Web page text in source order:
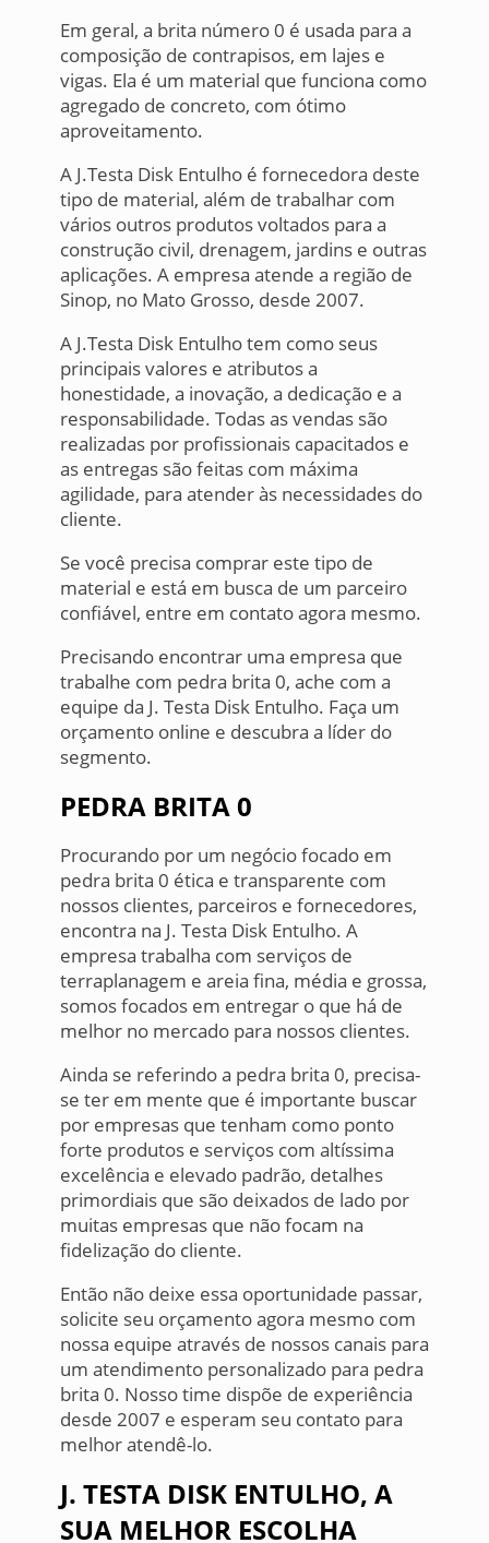
Em geral, a brita número 0 é usada para a
composição de contrapisos, em lajes e
vigas. Ela é um material que funciona como
agregado de concreto, com ótimo
aproveitamento.
A J.Testa Disk Entulho é fornecedora deste
tipo de material, além de trabalhar com
vários outros produtos voltados para a
construção civil, drenagem, jardins e outras
aplicações. A empresa atende a região de
Sinop, no Mato Grosso, desde 2007.
A J.Testa Disk Entulho tem como seus
principais valores e atributos a
honestidade, a inovação, a dedicação e a
responsabilidade. Todas as vendas são
realizadas por profissionais capacitados e
as entregas são feitas com máxima
agilidade, para atender às necessidades do
cliente.
Se você precisa comprar este tipo de
material e está em busca de um parceiro
confiável, entre em contato agora mesmo.
Precisando encontrar uma empresa que
trabalhe com pedra brita 0, ache com a
equipe da J. Testa Disk Entulho. Faça um
orçamento online e descubra a líder do
segmento.
PEDRA BRITA 0
Procurando por um negócio focado em
pedra brita 0 ética e transparente com
nossos clientes, parceiros e fornecedores,
encontra na J. Testa Disk Entulho. A
empresa trabalha com serviços de
terraplanagem e areia fina, média e grossa,
somos focados em entregar o que há de
melhor no mercado para nossos clientes.
Ainda se referindo a pedra brita 0, precisa-
se ter em mente que é importante buscar
por empresas que tenham como ponto
forte produtos e serviços com altíssima
excelência e elevado padrão, detalhes
primordiais que são deixados de lado por
muitas empresas que não focam na
fidelização do cliente.
Então não deixe essa oportunidade passar,
solicite seu orçamento agora mesmo com
nossa equipe através de nossos canais para
um atendimento personalizado para pedra
brita 0. Nosso time dispõe de experiência
desde 2007 e esperam seu contato para
melhor atendê-lo.
J. TESTA DISK ENTULHO, A
SUA MELHOR ESCOLHA